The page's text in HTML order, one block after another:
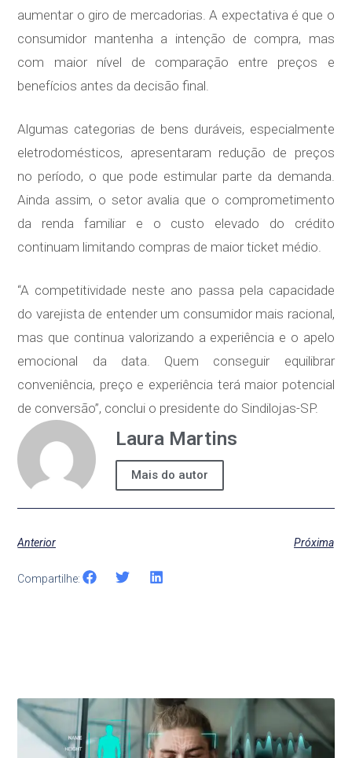
aumentar o giro de mercadorias. A expectativa é que o
consumidor mantenha a intenção de compra, mas
com maior nível de comparação entre preços e
benefícios antes da decisão final.
Algumas categorias de bens duráveis, especialmente
eletrodomésticos, apresentaram redução de preços
no período, o que pode estimular parte da demanda.
Ainda assim, o setor avalia que o comprometimento
da renda familiar e o custo elevado do crédito
continuam limitando compras de maior ticket médio.
“A competitividade neste ano passa pela capacidade
do varejista de entender um consumidor mais racional,
mas que continua valorizando a experiência e o apelo
emocional da data. Quem conseguir equilibrar
conveniência, preço e experiência terá maior potencial
de conversão”, conclui o presidente do Sindilojas-SP.
Laura Martins
Mais do autor
Anterior Próxima
Compartilhe:
Últimas Notícias